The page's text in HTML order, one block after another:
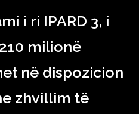
i ri IPARD 3, i
milionë
në dispozicion
zhvillim të